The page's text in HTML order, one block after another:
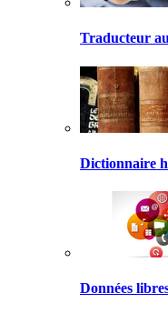
Traducteur
Dictionnaire
Données